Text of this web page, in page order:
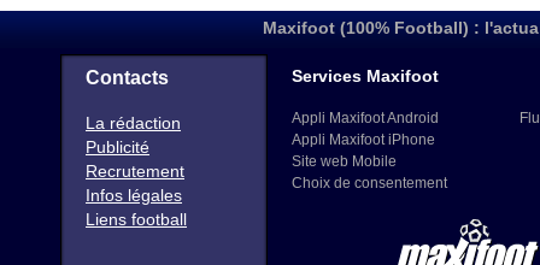
Maxifoot (100% Football) :
Contacts
La rédaction
Publicité
Recrutement
Infos légales
Liens football
Services Maxifoot
Appli Maxifoot Android
Appli Maxifoot iPhone
Site web Mobile
Choix de consentement